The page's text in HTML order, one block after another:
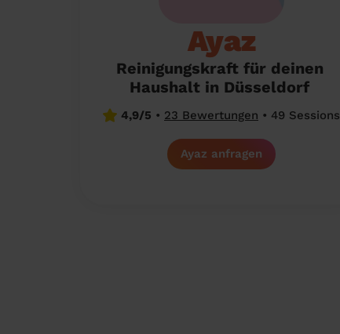
Ayaz
Reinigungskraft für deinen
Haushalt in Düsseldorf
4,9/5 • 23 Bewertungen • 49 Sessions
Ayaz anfragen